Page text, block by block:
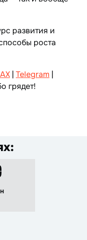
развития и
роста
| Telegram |
грядет!